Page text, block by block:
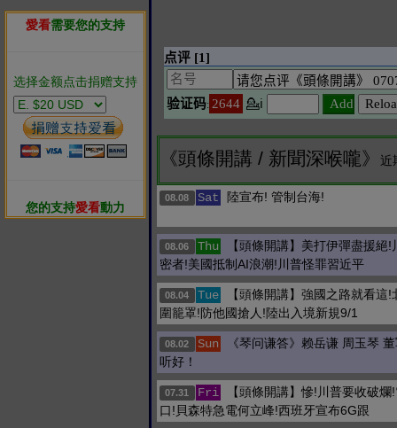
愛看需要您的支持
选择金额点击捐赠支持
您的支持愛看動力
《頭條開講 / 新聞深喉嚨》 近
08.08 Sat 陸宣布! 管制台海!
08.06 Thu
【頭條開講】美打伊彈盡援絕
密者!美國抵制AI浪潮!川普怪罪習近平
08.04 Tue
【頭條開講】強國之路就看這
圍籠罩!防他國搶人!陸出入境新規9/1
08.02 Sun
《琴问谦答》赖岳谦 周玉琴
听好！
07.31 Fri
【頭條開講】慘!川普要收破
口!貝森特急電何立峰!西班牙宣布6G跟